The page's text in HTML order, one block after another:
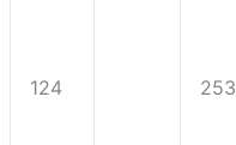
124 253